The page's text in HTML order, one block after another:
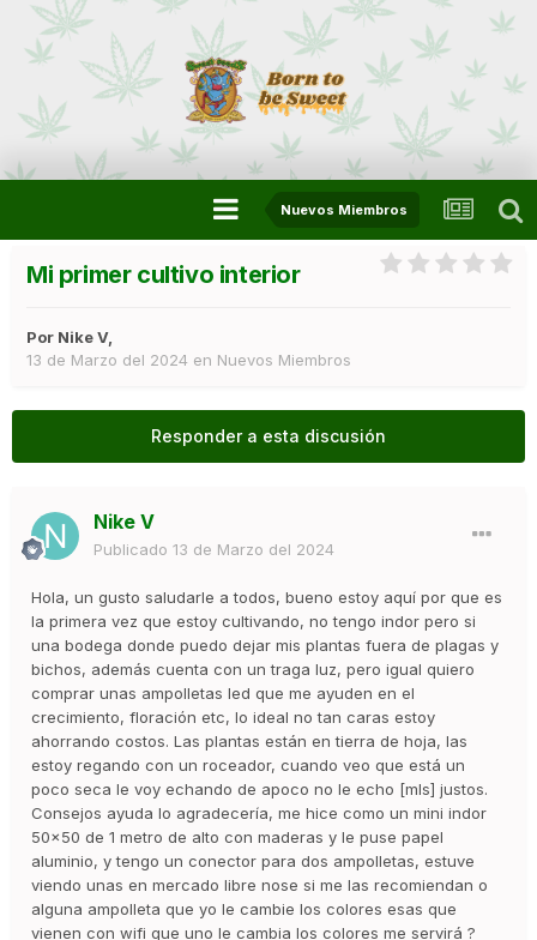
Nuevos Miembros
Mi primer cultivo interior
Por Nike V,
13 de Marzo del 2024 en Nuevos Miembros
Responder a esta discusión
Nike V
Publicado 13 de Marzo del 2024
Hola, un gusto saludarle a todos, bueno estoy aquí por que es
la primera vez que estoy cultivando, no tengo indor pero si
una bodega donde puedo dejar mis plantas fuera de plagas y
bichos, además cuenta con un traga luz, pero igual quiero
comprar unas ampolletas led que me ayuden en el
crecimiento, floración etc, lo ideal no tan caras estoy
ahorrando costos. Las plantas están en tierra de hoja, las
estoy regando con un roceador, cuando veo que está un
poco seca le voy echando de apoco no le echo [mls] justos.
Consejos ayuda lo agradecería, me hice como un mini indor
50x50 de 1 metro de alto con maderas y le puse papel
aluminio, y tengo un conector para dos ampolletas, estuve
viendo unas en mercado libre nose si me las recomiendan o
alguna ampolleta que yo le cambie los colores esas que
vienen con wifi que uno le cambia los colores me servirá ?